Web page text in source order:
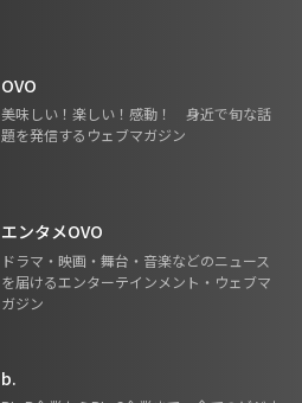
OVO
美味しい！楽しい！感動！ 身近で旬な話
題を発信するウェブマガジン
エンタメOVO
ドラマ・映画・舞台・音楽などのニュース
を届けるエンターテインメント・ウェブマ
ガジン
b.